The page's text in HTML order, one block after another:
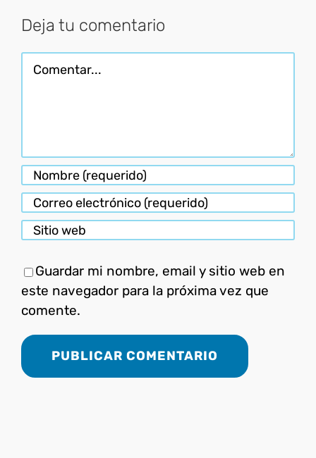
Deja tu comentario
Comentar
Guardar mi nombre, email y sitio web en
este navegador para la próxima vez que
comente.